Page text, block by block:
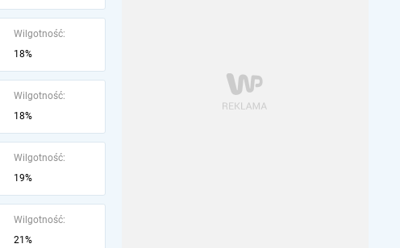
Wilgotność:
18%
Wilgotność:
18%
Wilgotność:
19%
Wilgotność:
21%